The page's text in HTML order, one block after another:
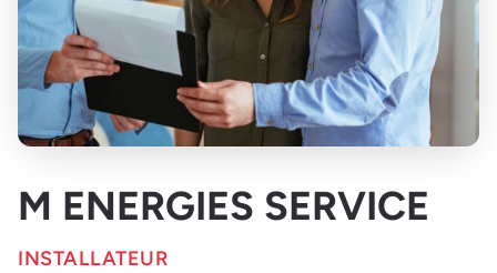
M ENERGIES SERVICE
INSTALLATEUR